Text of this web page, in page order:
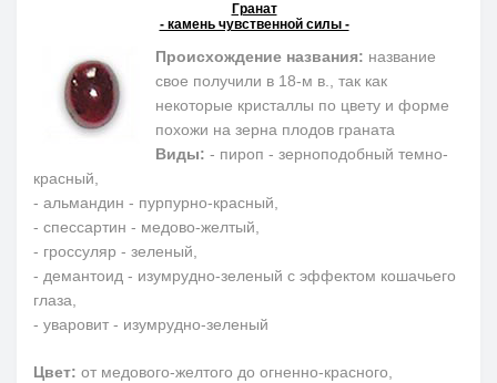
Гранат
- камень чувственной силы -
Происхождение названия: название
свое получили в 18-м в., так как
некоторые кристаллы по цвету и форме
похожи на зерна плодов граната
Виды: - пироп - зерноподобный темно-
красный,
- альмандин - пурпурно-красный,
- спессартин - медово-желтый,
- гроссуляр - зеленый,
- демантоид - изумрудно-зеленый с эффектом кошачьего
глаза,
- уваровит - изумрудно-зеленый
Цвет: от медового-желтого до огненно-красного,